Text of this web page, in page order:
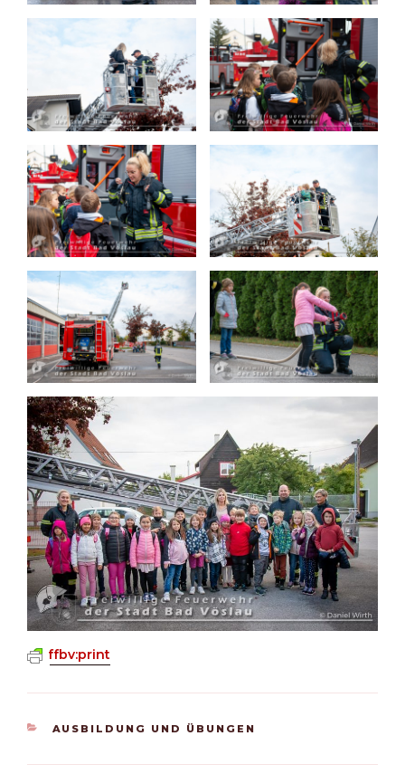
ffbv:print
KATEGORIEN
AUSBILDUNG UND ÜBUNGEN